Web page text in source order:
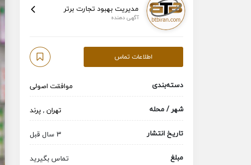
مدیریت بهبود تجارت برتر
آگهی دهنده
اطلاعات تماس
دسته‌بندی
موافقت اصولی
شهر / محله
تهران , پرند
تاریخ انتشار
3 سال قبل
مبلغ
تماس بگیرید